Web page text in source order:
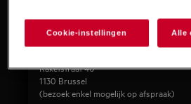
AEG
Electrolux Belgium nv
02/716.24.44
Raketstraat 40
1130 Brussel
(bezoek enkel mogelijk op afspraak)
Cookie-instellingen Alle